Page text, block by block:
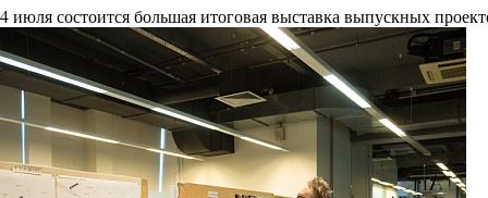
4 июля состоится большая итоговая выставка выпускных